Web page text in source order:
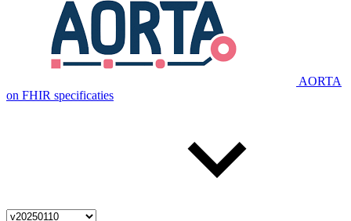
AORTA
on FHIR specificaties